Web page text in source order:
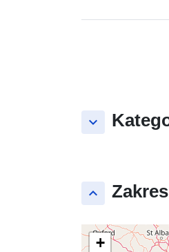
keyboard_arrow_down
keyboard_arrow_up
+